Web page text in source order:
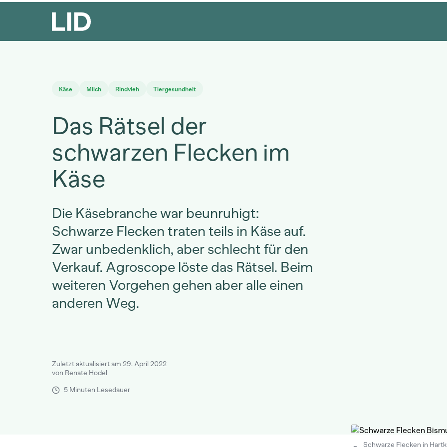
Käse Milch Rindvieh Tiergesundheit
Das Rätsel der
schwarzen Flecken im
Käse
Die Käsebranche war beunruhigt:
Schwarze Flecken traten teils in Käse auf.
Zwar unbedenklich, aber schlecht für den
Verkauf. Agroscope löste das Rätsel. Beim
weiteren Vorgehen gehen aber alle einen
anderen Weg.
Zuletzt aktualisiert am 29. April 2022
von Renate Hodel
5 Minuten Lesedauer
Schwarze Flecken in